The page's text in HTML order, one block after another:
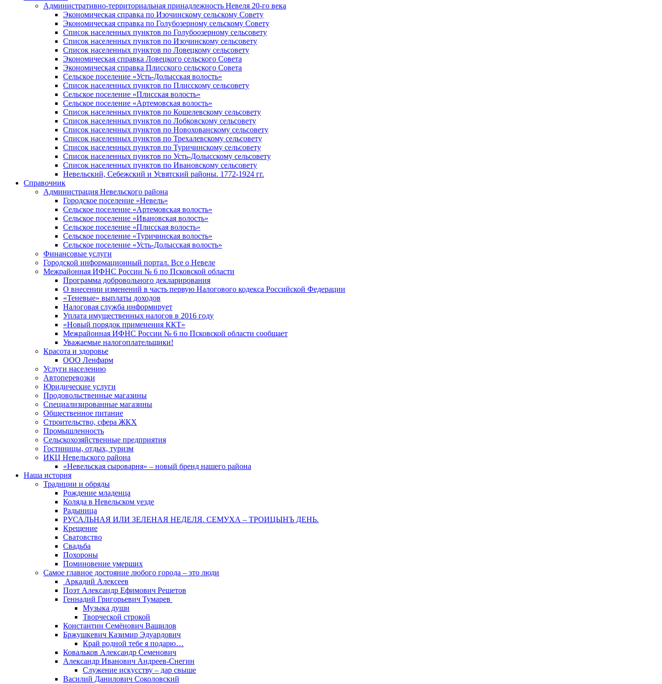
Административно-территориальная принадлежность Невеля 20-го века
Экономическая справка по Изочинскому сельскому Совету
Экономическая справка по Голубозерному сельскому Совету
Список населенных пунктов по Голубоозерному сельсовету
Список населенных пунктов по Изочинскому сельсовету
Список населенных пунктов по Ловецкому сельсовету
Экономическая справка Ловецкого сельского Совета
Экономическая справка Плисского сельского Совета
Сельское поселение «Усть-Долысская волость»
Список населенных пунктов по Плисскому сельсовету
Сельское поселение «Плисская волость»
Сельское поселение «Артемовская волость»
Список населенных пунктов по Кошелевскому сельсовету
Список населенных пунктов по Лобковскому сельсовету
Список населенных пунктов по Новохованскому сельсовету
Список населенных пунктов по Трехалевскому сельсовету
Список населенных пунктов по Туричинскому сельсовету
Список населенных пунктов по Усть-Долысскому сельсовету
Список населенных пунктов по Ивановскому сельсовету
Невельский, Себежский и Усвятский районы. 1772-1924 гг.
Справочник
Администрация Невельского района
Городское поселение «Невель»
Сельское поселение «Артемовская волость»
Сельское поселение «Ивановская волость»
Сельское поселение «Плисская волость»
Сельское поселение «Туричинская волость»
Сельское поселение «Усть-Долысская волость»
Финансовые услуги
Городской информационный портал. Все о Невеле
Межрайонная ИФНС России № 6 по Псковской области
Программа добровольного декларирования
О внесении изменений в часть первую Налогового кодекса Российской Федерации
«Теневые» выплаты доходов
Налоговая служба информирует
Уплата имущественных налогов в 2016 году
«Новый порядок применения ККТ»
Межрайонная ИФНС России № 6 по Псковской области сообщает
Уважаемые налогоплательщики!
Красота и здоровье
ООО Ленфарм
Услуги населению
Автоперевозки
Юридические услуги
Продовольственные магазины
Специализированные магазины
Общественное питание
Строительство, сфера ЖКХ
Промышленность
Сельскохозяйственные предприятия
Гостиницы, отдых, туризм
ИКЦ Невельского района
«Невельская сыроварня» – новый бренд нашего района
Наша история
Традиции и обряды
Рождение младенца
Коляда в Невельском уезде
Радыница
РУСАЛЬНАЯ ИЛИ ЗЕЛЕНАЯ НЕДЕЛЯ. СЕМУХА – ТРОИЦЫНЪ ДЕНЬ.
Крещение
Сватовство
Свадьба
Похороны
Поминовение умерших
Самое главное достояние любого города – это люди
Аркадий Алексеев
Поэт Александр Ефимович Решетов
Геннадий Григорьевич Тумарев
Музыка души
Творческой строкой
Константин Семёнович Ващилов
Бржушкевич Казимир Эдуардович
Край родной тебе я подарю…
Ковальков Александр Семенович
Александр Иванович Андреев-Снегин
Служение искусству – дар свыше
Василий Данилович Соколовский